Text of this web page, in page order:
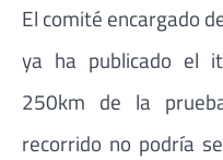
El comité encargado
ya ha publicado el
250km de la
recorrido no podría